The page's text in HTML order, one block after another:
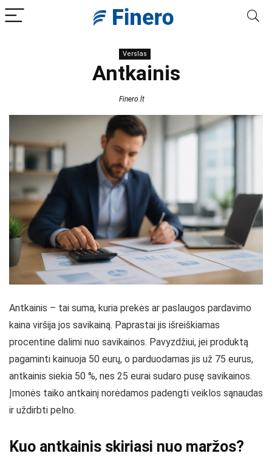
Verslas
Antkainis
Finero.lt
Antkainis – tai suma, kuria prekės ar paslaugos pardavimo
kaina viršija jos savikainą. Paprastai jis išreiškiamas
procentine dalimi nuo savikainos. Pavyzdžiui, jei produktą
pagaminti kainuoja 50 eurų, o parduodamas jis už 75 eurus,
antkainis siekia 50 %, nes 25 eurai sudaro pusę savikainos.
Įmonės taiko antkainį norėdamos padengti veiklos sąnaudas
ir uždirbti pelno.
Kuo antkainis skiriasi nuo maržos?